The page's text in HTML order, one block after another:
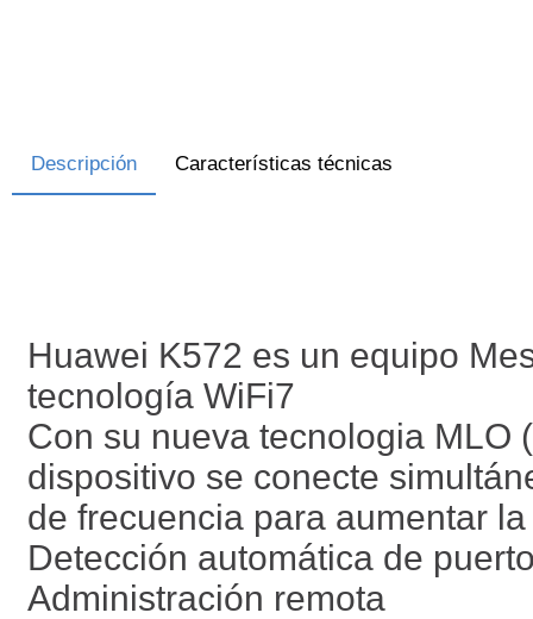
Descripción Características técnicas
Huawei K572 es un equipo
tecnología WiFi7
Con su nueva tecnologia MLO
dispositivo se conecte
de frecuencia para aumentar
Detección automática de
Administración remota